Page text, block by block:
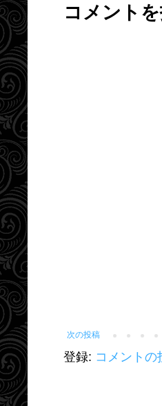
コメント
次の投稿
登録: コメントの